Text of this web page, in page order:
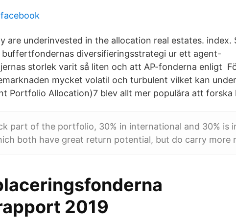
are underinvested in the allocation real estates. index.
buffertfondernas diversifieringsstrategi ur ett agent-
storlek varit så liten och att AP-fonderna enligt
mycket volatil och turbulent vilket kan
Portfolio Allocation)7 blev allt mer populära att forska
part of the portfolio, 30% in international and 30% is
both have great return potential, but do carry more
2019